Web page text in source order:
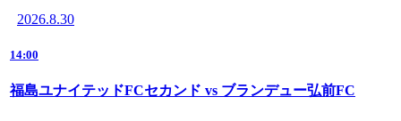
2026.8.30
14:00
福島ユナイテッドFCセカンド vs ブランデュー弘前FC